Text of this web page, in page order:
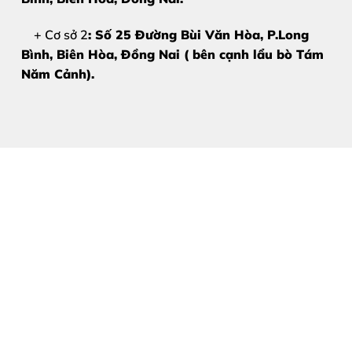
Trầy xước nặng: Mặt kính bị trầy xước sâu gây khó
Mặt kính bị ố vàng: Sau thời gian dài sử dụng, lớp
+ Cơ sở 2: Số 25 Đường Bùi Văn Hòa, P.Long
Bình, Biên Hòa, Đồng Nai ( bên cạnh lẩu bò Tám
Năm Cảnh).